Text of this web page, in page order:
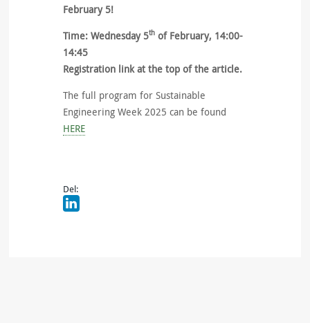
February 5!
Time: Wednesday 5th of February, 14:00-
14:45
Registration link at the top of the article.
The full program for Sustainable
Engineering Week 2025 can be found
HERE
Del: